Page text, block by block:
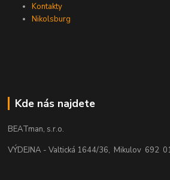
Kontakty
Nikolsburg
Kde nás najdete
BEATman, s.r.o.
VÝDEJNA - Valtická 1644/36, Mikulov 692